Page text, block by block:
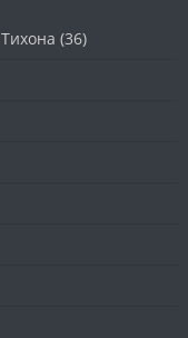
(36)